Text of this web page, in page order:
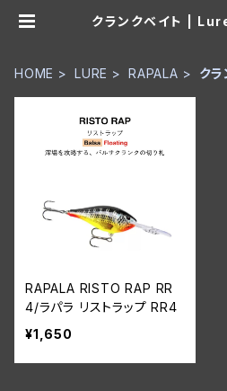
クランクベイト |
HOME LURE RAPALA クラ
RAPALA RISTO RAP RR
4/ラパラ リストラップ RR4
¥1,650